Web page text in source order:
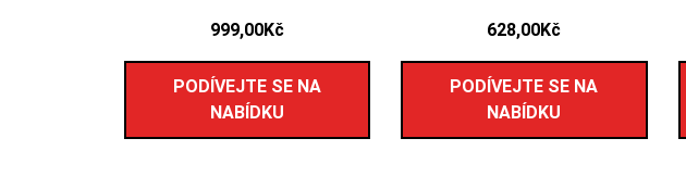
999,00Kč
PODÍVEJTE SE NA
NABÍDKU
628,00Kč
PODÍVEJTE SE NA
NABÍDKU